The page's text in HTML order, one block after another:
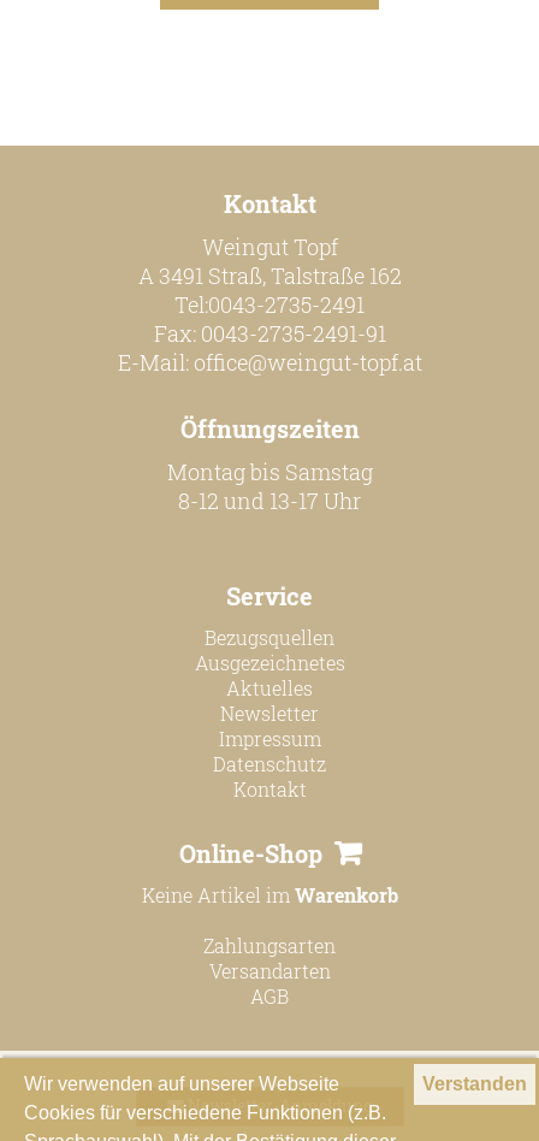
Wir verwenden auf unserer Webseite
Cookies für verschiedene Funktionen (z.B.
Verstanden
Kontakt
Weingut Topf
A 3491 Straß, Talstraße 162
Tel:0043-2735-2491
Fax: 0043-2735-2491-91
E-Mail: office@weingut-topf.at
Öffnungszeiten
Montag bis Samstag
8-12 und 13-17 Uhr
Service
Bezugsquellen
Ausgezeichnetes
Aktuelles
Newsletter
Impressum
Datenschutz
Kontakt
Online-Shop
Keine Artikel imWarenkorb
Zahlungsarten
Versandarten
AGB
Newsletter-Anmeldung